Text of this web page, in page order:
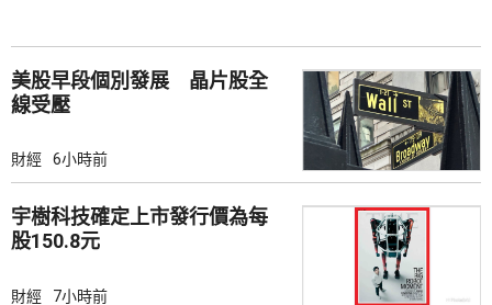
美股早段個別發展 晶片股全
線受壓
財經 6小時前
宇樹科技確定上市發行價為每
股150.8元
財經 7小時前